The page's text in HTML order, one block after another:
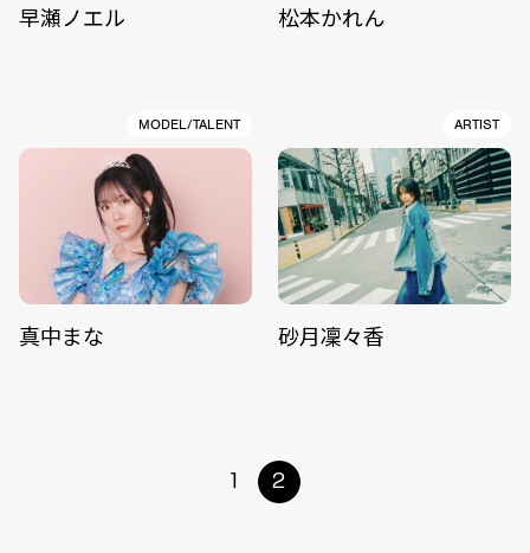
早瀬ノエル 松本かれん
MODEL/TALENT
真中まな
ARTIST
砂月凜々香
1 2